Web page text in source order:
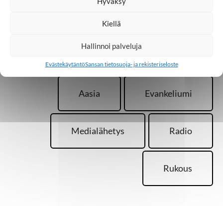
Kiellä
Hallinnoi palveluja
EvästekäytäntöSansan tietosuoja- ja rekisteriseloste
Aasia Evankeliumi
Medialähetys Radio
Rukous